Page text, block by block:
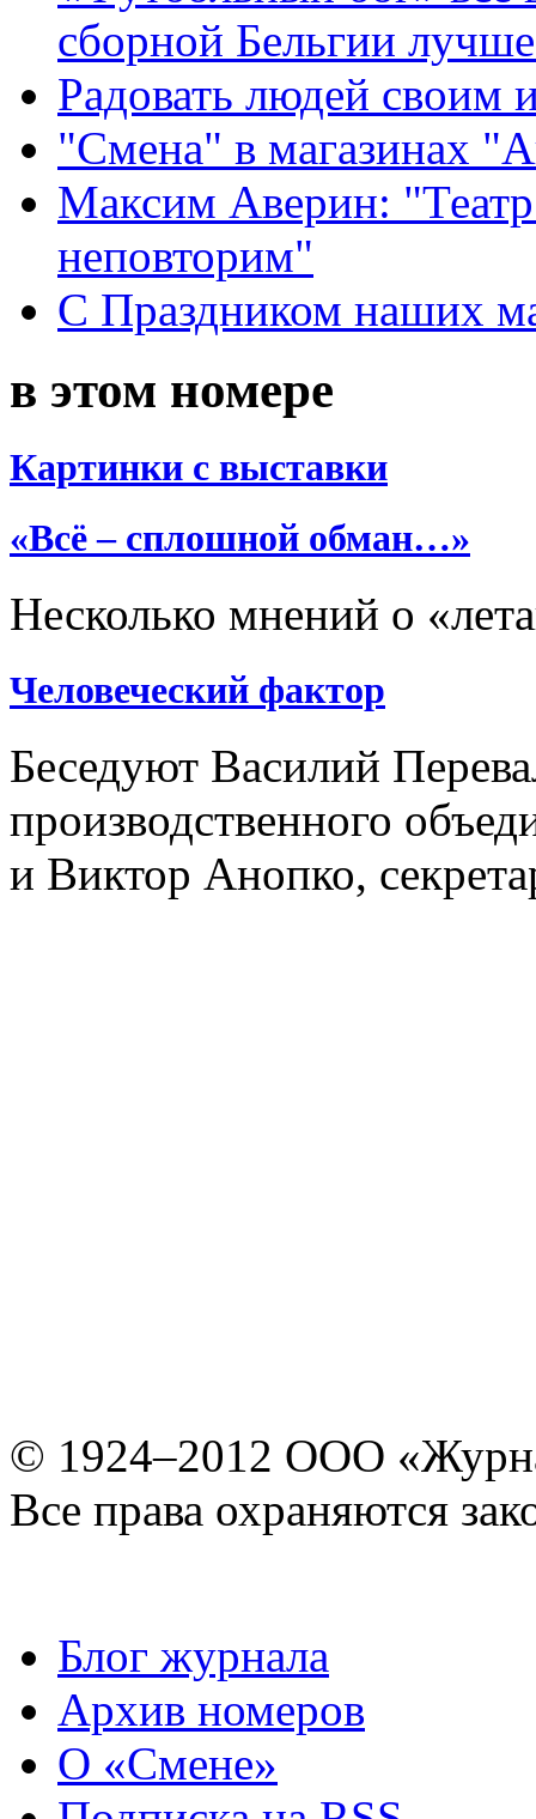
сборной Бельгии
Радовать людей своим
"Смена" в магазинах
Максим Аверин:
неповторим"
С Праздником наших
в этом номере
Картинки с выставки
«Всё – сплошной обман…»
Несколько мнений о
Человеческий фактор
Беседуют Василий
производственного
и Виктор Анопко,
© 1924–2012 ООО
Все права охраняются
Блог журнала
Архив номеров
О «Смене»